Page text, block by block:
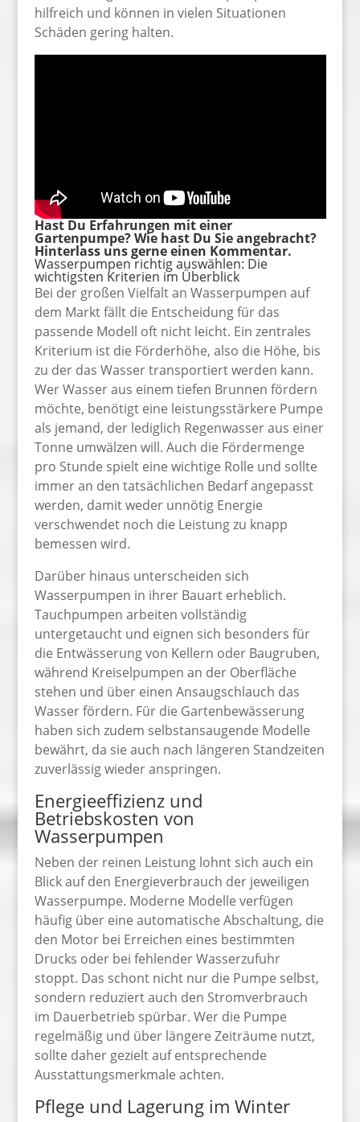
hilfreich und können in vielen Situationen
Schäden gering halten.
Hast Du Erfahrungen mit einer
Gartenpumpe? Wie hast Du Sie angebracht?
Hinterlass uns gerne einen Kommentar.
Wasserpumpen richtig auswählen: Die
wichtigsten Kriterien im Überblick
Bei der großen Vielfalt an Wasserpumpen auf
dem Markt fällt die Entscheidung für das
passende Modell oft nicht leicht. Ein zentrales
Kriterium ist die Förderhöhe, also die Höhe, bis
zu der das Wasser transportiert werden kann.
Wer Wasser aus einem tiefen Brunnen fördern
möchte, benötigt eine leistungsstärkere Pumpe
als jemand, der lediglich Regenwasser aus einer
Tonne umwälzen will. Auch die Fördermenge
pro Stunde spielt eine wichtige Rolle und sollte
immer an den tatsächlichen Bedarf angepasst
werden, damit weder unnötig Energie
verschwendet noch die Leistung zu knapp
bemessen wird.
Darüber hinaus unterscheiden sich
Wasserpumpen in ihrer Bauart erheblich.
Tauchpumpen arbeiten vollständig
untergetaucht und eignen sich besonders für
die Entwässerung von Kellern oder Baugruben,
während Kreiselpumpen an der Oberfläche
stehen und über einen Ansaugschlauch das
Wasser fördern. Für die Gartenbewässerung
haben sich zudem selbstansaugende Modelle
bewährt, da sie auch nach längeren Standzeiten
zuverlässig wieder anspringen.
Energieeffizienz und
Betriebskosten von
Wasserpumpen
Neben der reinen Leistung lohnt sich auch ein
Blick auf den Energieverbrauch der jeweiligen
Wasserpumpe. Moderne Modelle verfügen
häufig über eine automatische Abschaltung, die
den Motor bei Erreichen eines bestimmten
Drucks oder bei fehlender Wasserzufuhr
stoppt. Das schont nicht nur die Pumpe selbst,
sondern reduziert auch den Stromverbrauch
im Dauerbetrieb spürbar. Wer die Pumpe
regelmäßig und über längere Zeiträume nutzt,
sollte daher gezielt auf entsprechende
Ausstattungsmerkmale achten.
Pflege und Lagerung im Winter